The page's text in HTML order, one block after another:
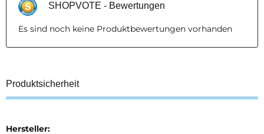
SHOPVOTE - Bewertungen
Es sind noch keine Produktbewertungen vorhanden
Produktsicherheit
Hersteller: